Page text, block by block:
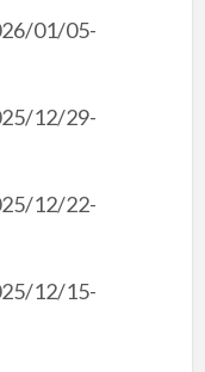
01/05-
12/29-
12/22-
12/15-